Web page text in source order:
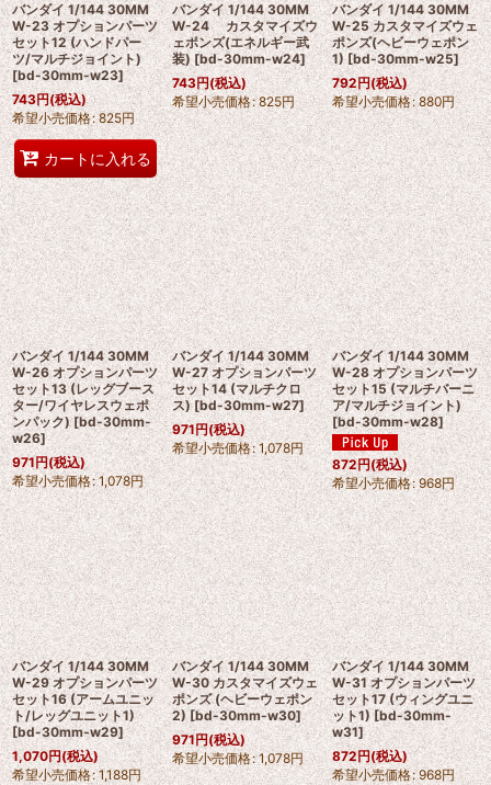
バンダイ 1/144 30MM
W-23 オプションパーツ
セット12 (ハンドパー
ツ/マルチジョイント)
[bd-30mm-w23]
743円(税込)
希望小売価格: 825円
カートに入れる
バンダイ 1/144 30MM
W-24 カスタマイズウ
ェポンズ(エネルギー武
装) [bd-30mm-w24]
743円(税込)
希望小売価格: 825円
バンダイ 1/144 30MM
W-25 カスタマイズウェ
ポンズ(ヘビーウェポン
1) [bd-30mm-w25]
792円(税込)
希望小売価格: 880円
バンダイ 1/144 30MM
W-26 オプションパーツ
セット13 (レッグブース
ター/ワイヤレスウェポ
ンパック) [bd-30mm-
w26]
971円(税込)
希望小売価格: 1,078円
バンダイ 1/144 30MM
W-27 オプションパーツ
セット14 (マルチクロ
ス) [bd-30mm-w27]
971円(税込)
希望小売価格: 1,078円
バンダイ 1/144 30MM
W-28 オプションパーツ
セット15 (マルチバーニ
ア/マルチジョイント)
[bd-30mm-w28]
872円(税込)
希望小売価格: 968円
バンダイ 1/144 30MM
W-29 オプションパーツ
セット16 (アームユニッ
ト/レッグユニット1)
[bd-30mm-w29]
1,070円(税込)
希望小売価格: 1,188円
バンダイ 1/144 30MM
W-30 カスタマイズウェ
ポンズ (ヘビーウェポン
2) [bd-30mm-w30]
971円(税込)
希望小売価格: 1,078円
バンダイ 1/144 30MM
W-31 オプションパーツ
セット17 (ウィングユニ
ット1) [bd-30mm-
w31]
872円(税込)
希望小売価格: 968円